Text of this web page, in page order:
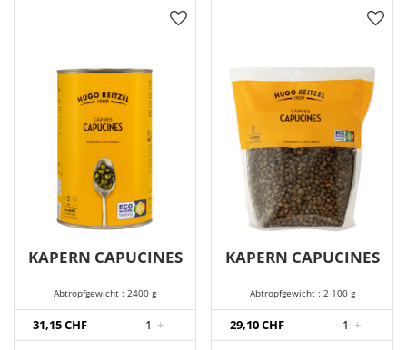
KAPERN CAPUCINES
Abtropfgewicht : 2400 g
31,15 CHF - 1 +
KAPERN CAPUCINES
Abtropfgewicht : 2 100 g
29,10 CHF - 1 +